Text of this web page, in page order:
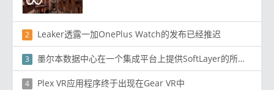
2 Leaker透露一加OnePlus Watch的发布已经推迟
3 墨尔本数据中心在一个集成平台上提供SoftLayer的所有云服务
4 Plex VR应用程序终于出现在Gear VR中